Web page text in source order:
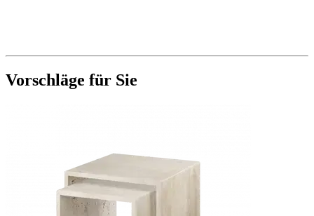
Vorschläge für Sie